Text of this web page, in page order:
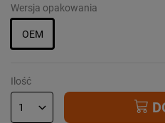
Wersja opakowania
OEM
Ilość